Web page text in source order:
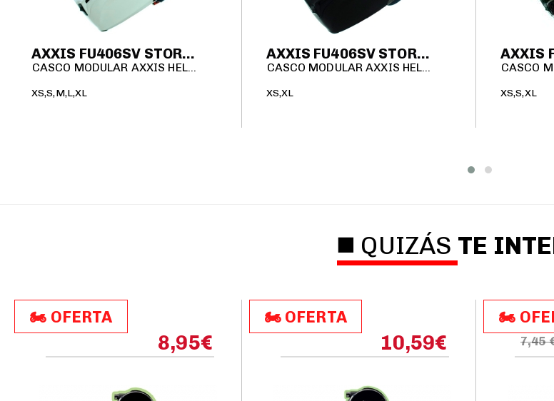
AXXIS FU406SV STORM SV S 2206 SOLID A0 BLANCO BRILLO
CASCO MODULAR AXXIS HELMETS
XS,S,M,L,XL
AXXIS FU406SV STORM SV S 2206 SOLID A1 NEGRO MATE
CASCO MODULAR AXXIS HELMETS
XS,XL XS,S,XL
◼️ QUIZÁS TE
🏍️​​ OFERTA
8,95€
🏍️​​ OFERTA
10,59€
🏍️​​
7,45